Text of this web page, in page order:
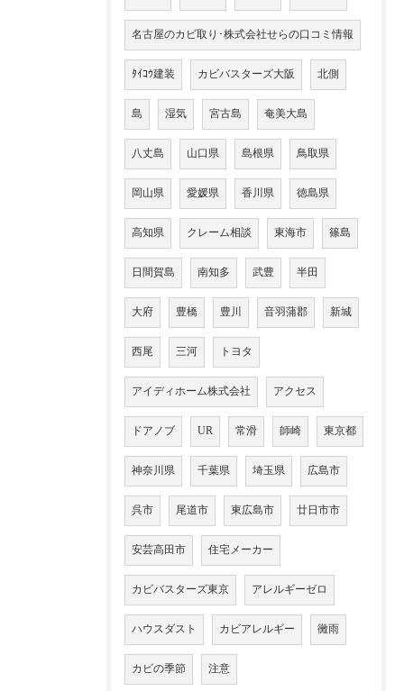
名古屋のカビ取り･株式会社せらの口コミ情報
ﾀｲｺｳ建装 カビバスターズ大阪 北側
島 湿気 宮古島 奄美大島
八丈島 山口県 島根県 鳥取県
岡山県 愛媛県 香川県 徳島県
高知県 クレーム相談 東海市 篠島
日間賀島 南知多 武豊 半田
大府 豊橋 豊川 音羽蒲郡 新城
西尾 三河 トヨタ
アイディホーム株式会社 アクセス
ドアノブ UR 常滑 師崎 東京都
神奈川県 千葉県 埼玉県 広島市
呉市 尾道市 東広島市 廿日市市
安芸高田市 住宅メーカー
カビバスターズ東京 アレルギーゼロ
ハウスダスト カビアレルギー 黴雨
カビの季節 注意